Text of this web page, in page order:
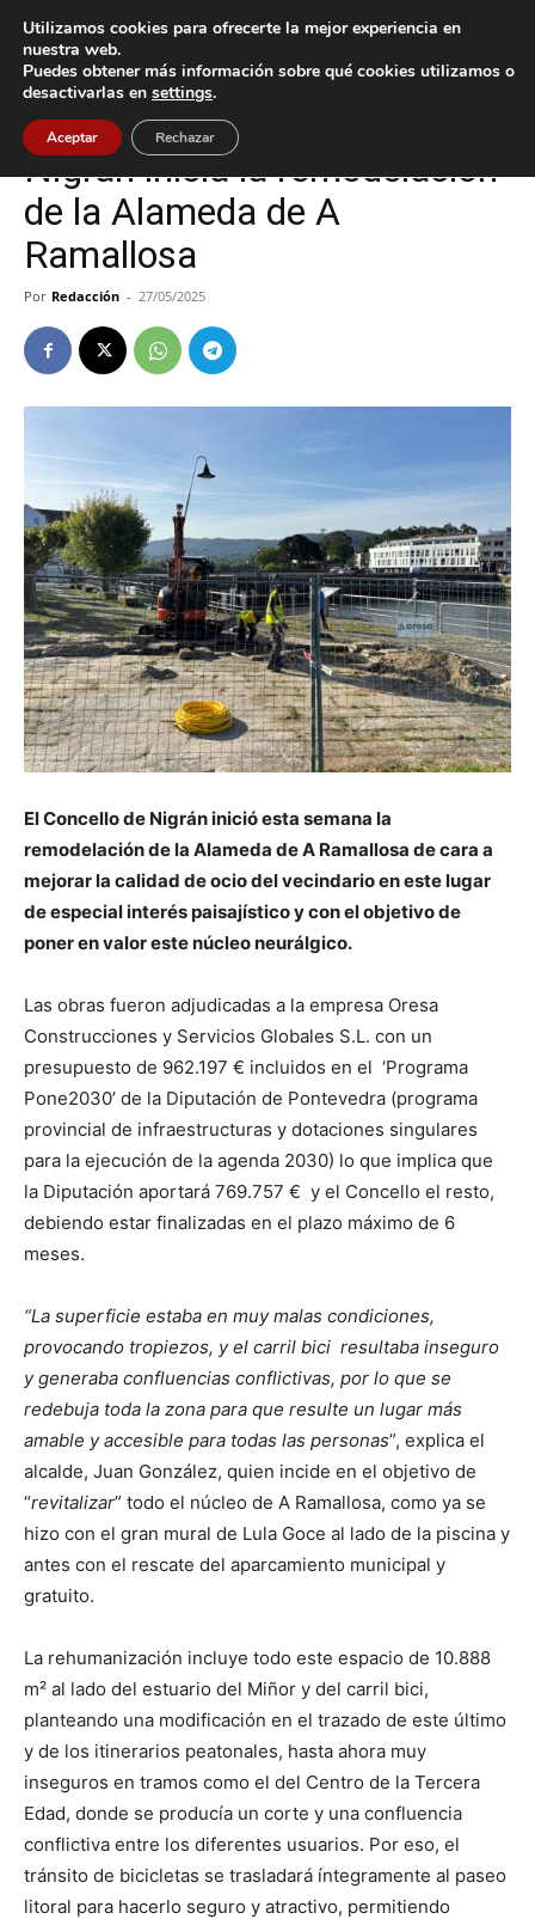
Inicio Cultura / Ocio
Cultura / Ocio Nigrán
Nigrán inicia la remodelación
de la Alameda de A
Ramallosa
Por Redacción - 27/05/2025
El Concello de Nigrán inició esta semana la
remodelación de la Alameda de A Ramallosa de cara a
mejorar la calidad de ocio del vecindario en este lugar
de especial interés paisajístico y con el objetivo de
poner en valor este núcleo neurálgico.
Las obras fueron adjudicadas a la empresa Oresa
Construcciones y Servicios Globales S.L. con un
presupuesto de 962.197 € incluidos en el ‘Programa
Pone2030’ de la Diputación de Pontevedra (programa
provincial de infraestructuras y dotaciones singulares
para la ejecución de la agenda 2030) lo que implica que
la Diputación aportará 769.757 € y el Concello el resto,
debiendo estar finalizadas en el plazo máximo de 6
meses.
“La superficie estaba en muy malas condiciones,
provocando tropiezos, y el carril bici resultaba inseguro
y generaba confluencias conflictivas, por lo que se
redebuja toda la zona para que resulte un lugar más
amable y accesible para todas las personas”, explica el
alcalde, Juan González, quien incide en el objetivo de
“revitalizar” todo el núcleo de A Ramallosa, como ya se
hizo con el gran mural de Lula Goce al lado de la piscina y
antes con el rescate del aparcamiento municipal y
gratuito.
La rehumanización incluye todo este espacio de 10.888
m² al lado del estuario del Miñor y del carril bici,
planteando una modificación en el trazado de este último
y de los itinerarios peatonales, hasta ahora muy
inseguros en tramos como el del Centro de la Tercera
Edad, donde se producía un corte y una confluencia
conflictiva entre los diferentes usuarios. Por eso, el
tránsito de bicicletas se trasladará íntegramente al paseo
litoral para hacerlo seguro y atractivo, permitiendo
Utilizamos cookies para ofrecerte la mejor experiencia en
nuestra web.
Puedes obtener más información sobre qué cookies utilizamos o
desactivarlas en settings.
Aceptar Rechazar